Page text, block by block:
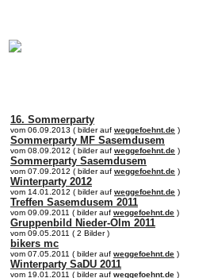
16. Sommerparty
vom 06.09.2013 ( bilder auf weggefoehnt.de )
Sommerparty MF Sasemdusem
vom 08.09.2012 ( bilder auf weggefoehnt.de )
Sommerparty Sasemdusem
vom 07.09.2012 ( bilder auf weggefoehnt.de )
Winterparty 2012
vom 14.01.2012 ( bilder auf weggefoehnt.de )
Treffen Sasemdusem 2011
vom 09.09.2011 ( bilder auf weggefoehnt.de )
Gruppenbild Nieder-Olm 2011
vom 09.05.2011 ( 2 Bilder )
bikers mc
vom 07.05.2011 ( bilder auf weggefoehnt.de )
Winterparty SaDU 2011
vom 19.01.2011 ( bilder auf weggefoehnt.de )